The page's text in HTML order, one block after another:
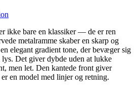
ikke bare en klassiker — de er ren
metalramme skaber en skarp og
elegant gradient tone, der bevæger sig
Det giver dybde uden at lukke
men let. Den kantede front giver
en model med linjer og retning.